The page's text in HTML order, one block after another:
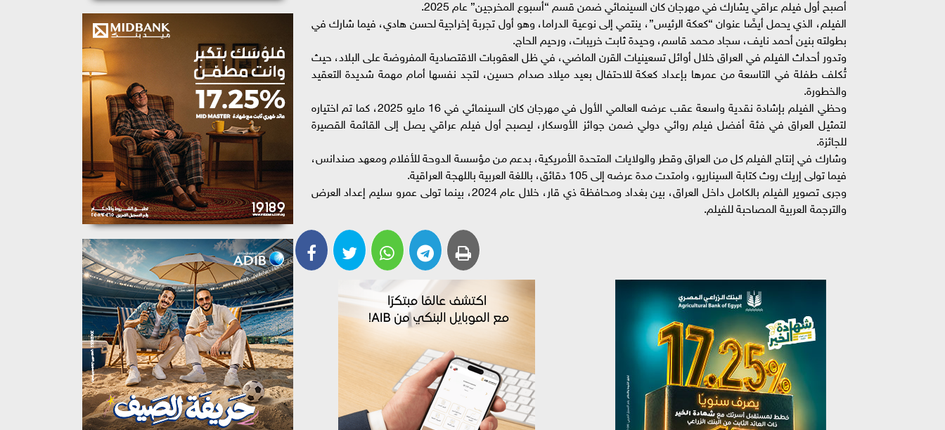
أصبح أول فيلم عراقي يشارك في مهرجان كان السينمائي ضمن قسم “أسبوع المخرجين” عام 2025.
الفيلم، الذي يحمل أيضًا عنوان “كعكة الرئيس”، ينتمي إلى نوعية الدراما، وهو أول تجربة إخراجية لحسن هادي، فيما شارك في
بطولته بنين أحمد نايف، سجاد محمد قاسم، وحيدة ثابت خريبات، ورحيم الحاج.
وتدور أحداث الفيلم في العراق خلال أوائل تسعينيات القرن الماضي، في ظل العقوبات الاقتصادية المفروضة على البلاد، حيث
تُكلف طفلة في التاسعة من عمرها بإعداد كعكة للاحتفال بعيد ميلاد صدام حسين، لتجد نفسها أمام مهمة شديدة التعقيد
والخطورة.
وحظي الفيلم بإشادة نقدية واسعة عقب عرضه العالمي الأول في مهرجان كان السينمائي في 16 مايو 2025، كما تم اختياره
لتمثيل العراق في فئة أفضل فيلم روائي دولي ضمن جوائز الأوسكار، ليصبح أول فيلم عراقي يصل إلى القائمة القصيرة
للجائزة.
وشارك في إنتاج الفيلم كل من العراق وقطر والولايات المتحدة الأمريكية، بدعم من مؤسسة الدوحة للأفلام ومعهد صندانس،
فيما تولى إريك روث كتابة السيناريو، وامتدت مدة عرضه إلى 105 دقائق، باللغة العربية باللهجة العراقية.
وجرى تصوير الفيلم بالكامل داخل العراق، بين بغداد ومحافظة ذي قار، خلال عام 2024، بينما تولى عمرو سليم إعداد العرض
والترجمة العربية المصاحبة للفيلم.